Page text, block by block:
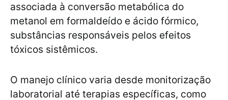
associada à conversão metabólica do
metanol em formaldeído e ácido fórmico,
substâncias responsáveis pelos efeitos
tóxicos sistêmicos.
O manejo clínico varia desde monitorização
laboratorial até terapias específicas, como